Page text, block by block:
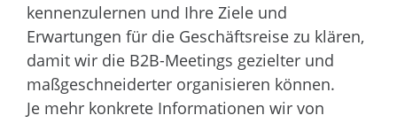
kennenzulernen und Ihre Ziele und
Erwartungen für die Geschäftsreise zu klären,
damit wir die B2B-Meetings gezielter und
maßgeschneiderter organisieren können.
Je mehr konkrete Informationen wir von